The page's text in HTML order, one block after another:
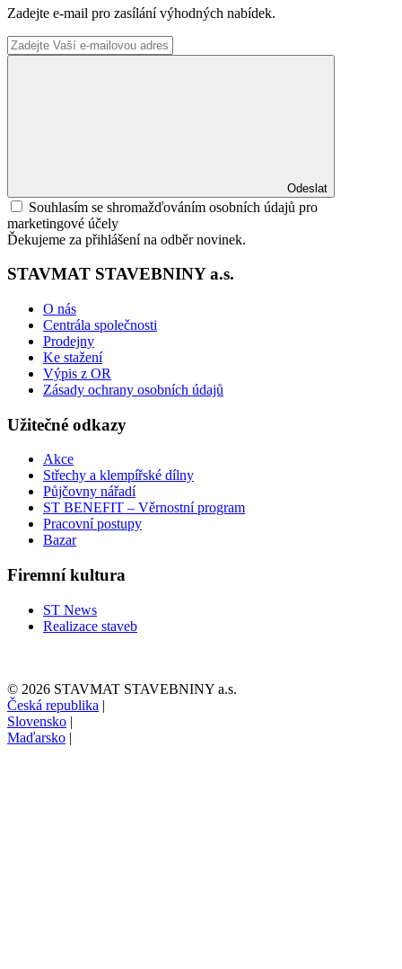
Zadejte e-mail pro zasílání výhodných nabídek.
Odeslat
Souhlasím se shromažďováním osobních údajů pro
marketingové účely
Ďekujeme za přihlášení na odběr novinek.
STAVMAT STAVEBNINY a.s.
O nás
Centrála společnosti
Prodejny
Ke stažení
Výpis z OR
Zásady ochrany osobních údajů
Užitečné odkazy
Akce
Střechy a klempířské dílny
Půjčovny nářadí
ST BENEFIT – Věrnostní program
Pracovní postupy
Bazar
Firemní kultura
ST News
Realizace staveb
© 2026 STAVMAT STAVEBNINY a.s.
Česká republika |
Slovensko |
Maďarsko |